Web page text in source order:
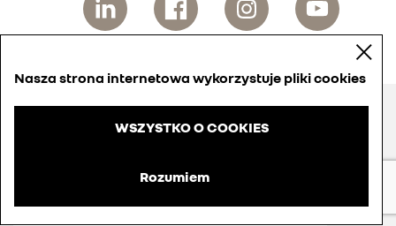
Nasza strona internetowa wykorzystuje pliki cookies
WSZYSTKO O COOKIES
Rozumiem